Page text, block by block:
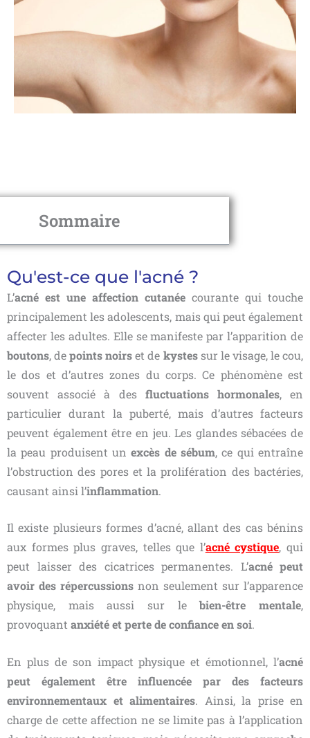
Sommaire
Qu'est-ce que l'acné ?
L’acné est une affection cutanée courante qui touche
principalement les adolescents, mais qui peut également
affecter les adultes. Elle se manifeste par l’apparition de
boutons, depoints noirset de kystessur le visage, le cou,
le dos et d’autres zones du corps. Ce phénomène est
souvent associé à des fluctuations hormonales, en
particulier durant la puberté, mais d’autres facteurs
peuvent également être en jeu. Les glandes sébacées de
la peau produisent unexcès de sébum, ce qui entraîne
l’obstruction des pores et la prolifération des bactéries,
causant ainsi l’inflammation.
Il existe plusieurs formes d’acné, allant des cas bénins
aux formes plus graves, telles que l’acné cystique, qui
peut laisser des cicatrices permanentes. L’acné peut
avoir des répercussions non seulement sur l’apparence
physique, mais aussi sur lebien-être mentale,
provoquant anxiété et perte de confiance en soi.
En plus de son impact physique et émotionnel, l’acné
peut également être influencée par des facteurs
environnementaux et alimentaires. Ainsi, la prise en
charge de cette affection ne se limite pas à l’application